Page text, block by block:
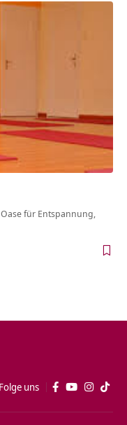
für Entspannung,
Folge uns